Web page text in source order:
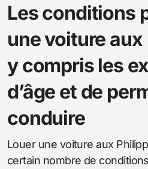
Les conditions
une voiture
y compris les
d’âge et de
conduire
Louer une voiture aux
certain nombre de